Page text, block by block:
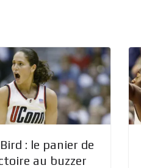
: le panier de
au buzzer